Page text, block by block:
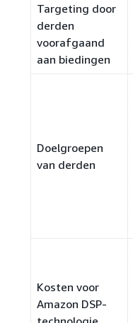
Targeting door
derden
voorafgaand
aan biedingen
Doelgroepen
van derden
Kosten voor
Amazon DSP-